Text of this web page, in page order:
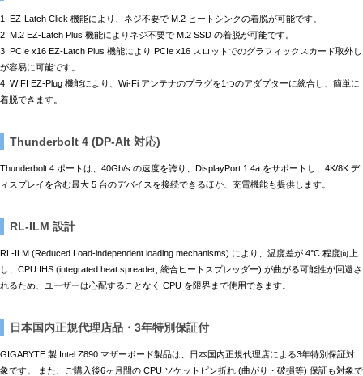
1. EZ-Latch Click 機能により、ネジ不要で M.2 ヒートシンクの着脱が可能です。
2. M.2 EZ-Latch Plus 機能によりネジ不要で M.2 SSD の着脱が可能です。
3. PCIe x16 EZ-Latch Plus 機能により PCIe x16 スロットでのグラフィックスカード取外し
が容易に可能です。
4. WIFI EZ-Plug 機能により、Wi-Fi アンテナのプラグを1つのアダプターに統合し、簡単に
着脱できます。
Thunderbolt 4 (DP-Alt 対応)
Thunderbolt 4 ポートは、40Gb/s の速度を誇り、DisplayPort 1.4a をサポートし、4K/8K デ
ィスプレイを含む最大 5 台のデバイスを接続できるほか、充電機能も提供します。
RL-ILM 設計
RL-ILM (Reduced Load-independent loading mechanisms) により、温度差が 4°C 程度向上
し、CPU IHS (integrated heat spreader; 統合ヒートスプレッダー) が曲がる可能性が回避さ
れるため、ユーザーは心配することなく CPU を限界まで使用できます。
日本国内正規代理店品・3年特別保証付
GIGABYTE 製 Intel Z890 マザーボード製品は、日本国内正規代理店による3年特別保証対
象です。 また、ご購入後6ヶ月間の CPU ソケットピン折れ (曲がり・破損等) 保証も対象で